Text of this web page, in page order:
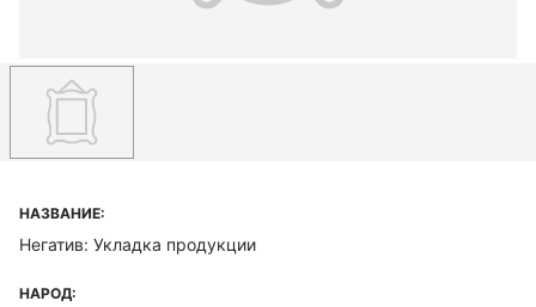
НАЗВАНИЕ:
Негатив: Укладка продукции
НАРОД: